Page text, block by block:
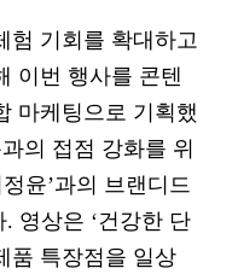
험 기회를 확대하고
이번 행사를 콘텐
마케팅으로 기획했
의 접점 강화를 위
윤’과의 브랜디드
영상은 ‘건강한 단
품 특장점을 일상